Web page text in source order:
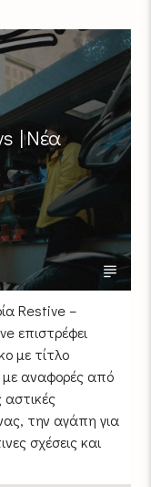
| Νέα
Restive –
επιστρέφει
με τίτλο
με αναφορές από
την αγάπη για
σχέσεις και